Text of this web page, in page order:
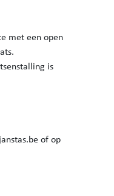
met een open
is
of op